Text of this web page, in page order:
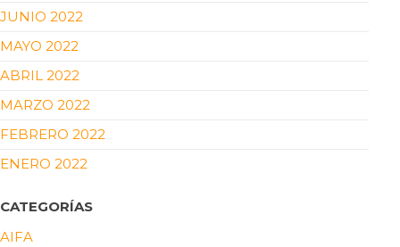
JUNIO 2022
MAYO 2022
ABRIL 2022
MARZO 2022
FEBRERO 2022
ENERO 2022
CATEGORÍAS
AIFA